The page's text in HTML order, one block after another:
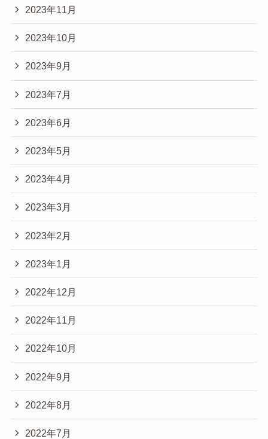
2023年11月
2023年10月
2023年9月
2023年7月
2023年6月
2023年5月
2023年4月
2023年3月
2023年2月
2023年1月
2022年12月
2022年11月
2022年10月
2022年9月
2022年8月
2022年7月